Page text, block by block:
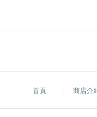
首頁 商店介